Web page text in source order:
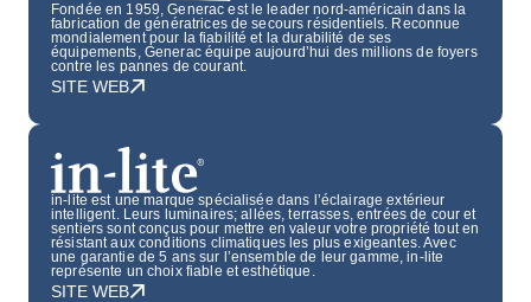
Fondée en 1959, Generac est le leader nord-américain dans la
fabrication de génératrices de secours résidentiels. Reconnue
mondialement pour la fiabilité et la durabilité de ses
équipements, Generac équipe aujourd’hui des millions de foyers
contre les pannes de courant.
SITE WEB
in-lite est une marque spécialisée dans l’éclairage extérieur
intelligent. Leurs luminaires; allées, terrasses, entrées de cour et
sentiers sont conçus pour mettre en valeur votre propriété tout en
résistant aux conditions climatiques les plus exigeantes. Avec
une garantie de 5 ans sur l’ensemble de leur gamme, in-lite
représente un choix fiable et esthétique.
SITE WEB